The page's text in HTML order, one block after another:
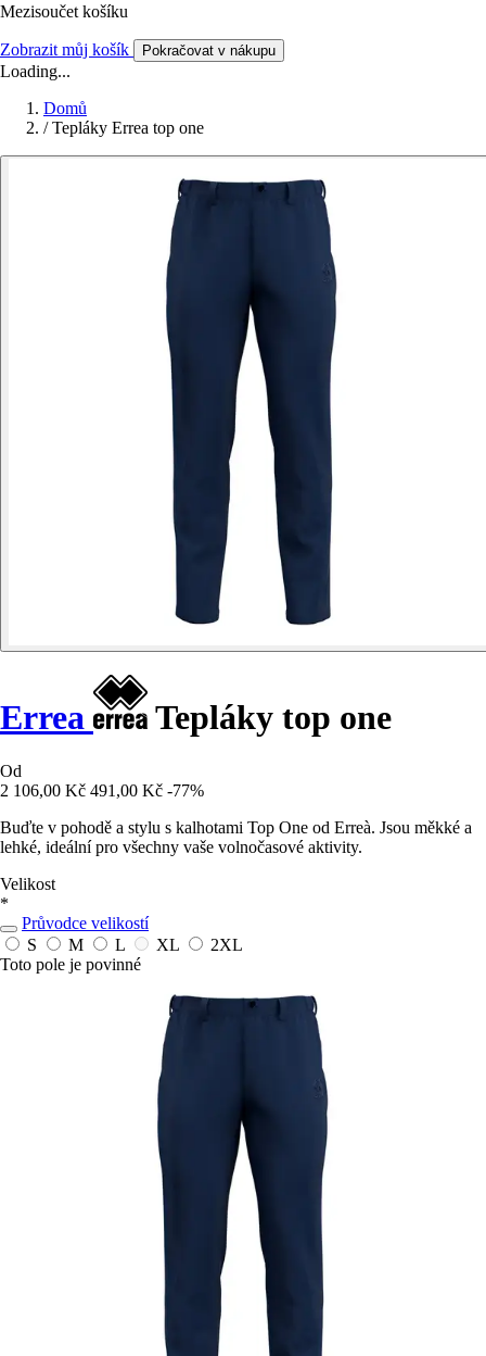
Mezisoučet košíku
Zobrazit můj košík Pokračovat v nákupu
Loading...
Domů
/ Tepláky Errea top one
Errea Tepláky top one
Od
2 106,00 Kč 491,00 Kč -77%
Buďte v pohodě a stylu s kalhotami Top One od Erreà. Jsou měkké a
lehké, ideální pro všechny vaše volnočasové aktivity.
Velikost
*
Průvodce velikostí
S
M L XL
2XL
Toto pole je povinné